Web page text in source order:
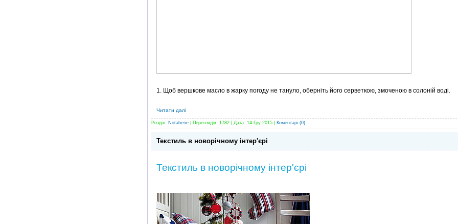
1. Щоб вершкове масло в жарку погоду не тануло, оберніть його серветкою, змоченою в солоній воді.
Читати далі
Розділ: Notabene| Переглядів: 1782 | Дата: 14-Гру-2015| Коментарі (0)
Текстиль в новорічному інтер'єрі
Текстиль в новорічному інтер'єрі